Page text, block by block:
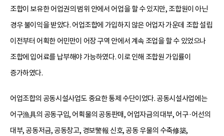
조합이 보유한 어업권의 범위 안에서 어업을 할 수 있지만, 조합원이 아닌
경우 불이익을 받았다. 어업조합에 가입하지 않은 어업자 가운데 조합 설립
이전부터 어획한 어민만이 어장 구역 안에서 계속 조업을 할 수 있었으나
조합에 입어료를 납부해야 가능하였다. 이로 인해 조합원 가입률이
증가하였다.
어업조합의 공동시설사업도 중요한 통제 수단이었다. 공동시설사업에는
어구漁具의 공동구입, 어획물의 공동판매, 어업자금의 대부, 어구·어선의
대부, 공동저금, 공동창고, 경보警報 신호, 공동 우물의 수축修築,